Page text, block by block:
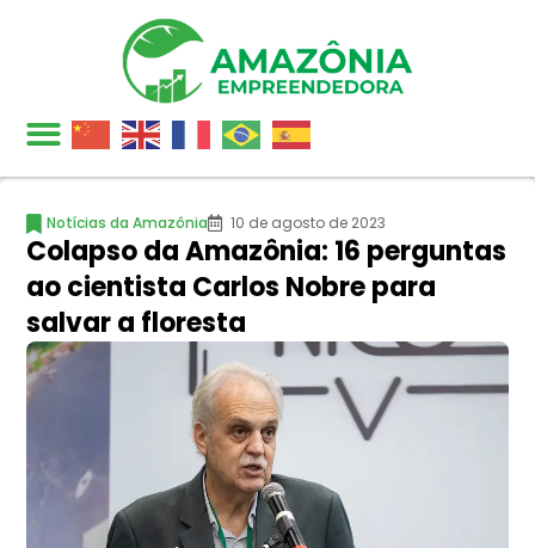
Notícias da Amazônia 10 de agosto de 2023
Colapso da Amazônia: 16 perguntas
ao cientista Carlos Nobre para
salvar a floresta